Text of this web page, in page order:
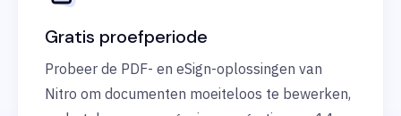
Gratis proefperiode
Probeer de PDF- en eSign-oplossingen van
Nitro om documenten moeiteloos te bewerken,